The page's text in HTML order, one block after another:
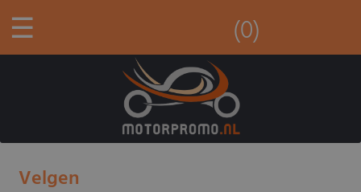
☰ (0)
Velgen